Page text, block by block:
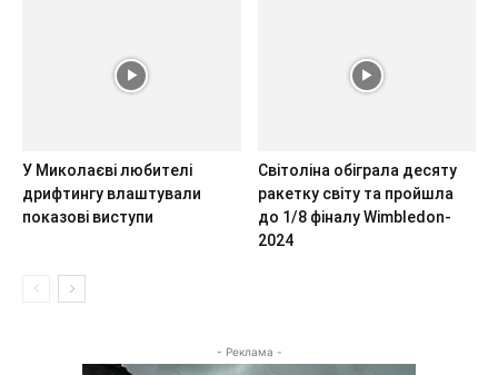
У Миколаєві любителі
дрифтингу влаштували
показові виступи
Світоліна обіграла десяту
ракетку світу та пройшла
до 1/8 фіналу Wimbledon-
2024
- Реклама -